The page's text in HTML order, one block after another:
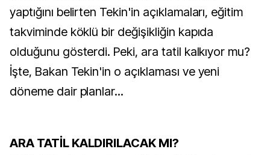
yaptığını belirten Tekin'in açıklamaları, eğitim
takviminde köklü bir değişikliğin kapıda
olduğunu gösterdi. Peki, ara tatil kalkıyor mu?
İşte, Bakan Tekin'in o açıklaması ve yeni
döneme dair planlar...
ARA TATİL KALDIRILACAK MI?